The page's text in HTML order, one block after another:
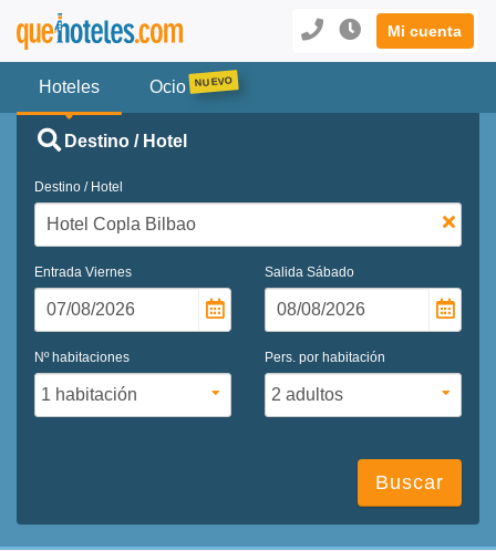
Mi cuenta
Hoteles Ocio
Destino / Hotel
Destino / Hotel
Entrada Viernes Salida Sábado
Nº habitaciones Pers. por habitación
Buscar